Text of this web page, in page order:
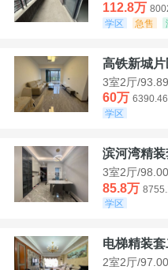
112.8万
学区
急售
高铁新城
3室2厅/
60万 6390.46
学区
滨河湾精装
3室2厅/
85.8万
学区
电梯精装
2室2厅/